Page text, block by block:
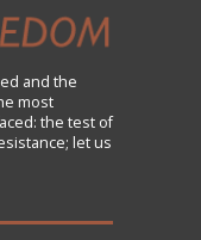
and the
most
the test of
let us